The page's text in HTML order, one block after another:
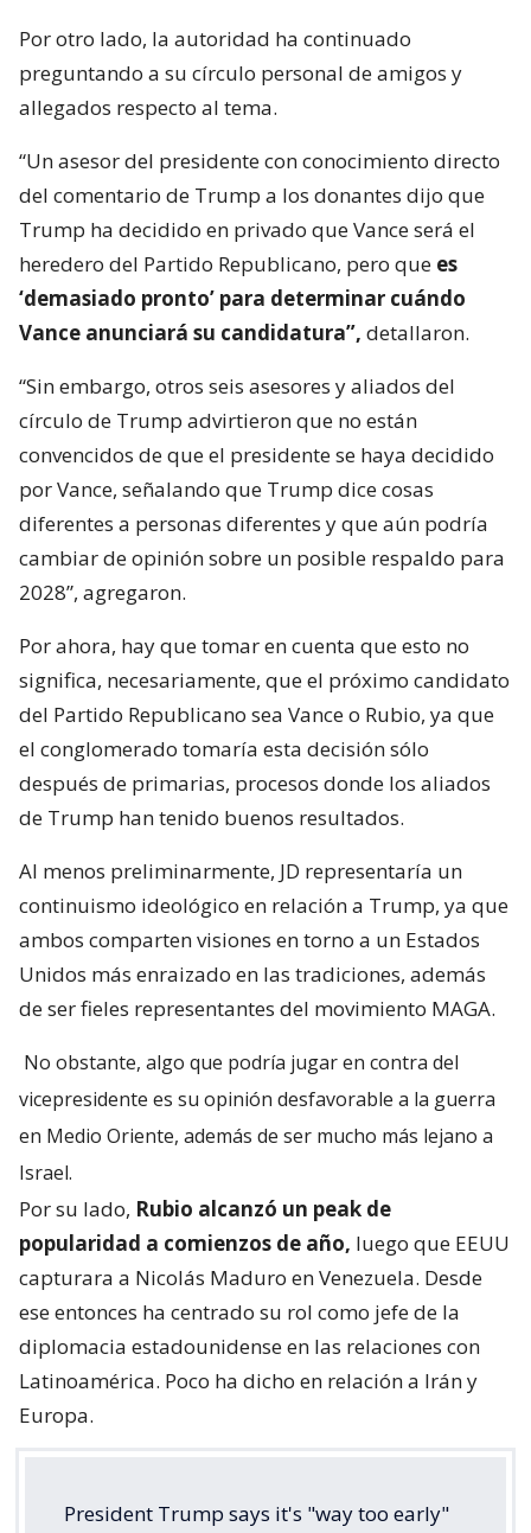
Por otro lado, la autoridad ha continuado
preguntando a su círculo personal de amigos y
allegados respecto al tema.
“Un asesor del presidente con conocimiento directo
del comentario de Trump a los donantes dijo que
Trump ha decidido en privado que Vance será el
heredero del Partido Republicano, pero que es
‘demasiado pronto’ para determinar cuándo
Vance anunciará su candidatura”, detallaron.
“Sin embargo, otros seis asesores y aliados del
círculo de Trump advirtieron que no están
convencidos de que el presidente se haya decidido
por Vance, señalando que Trump dice cosas
diferentes a personas diferentes y que aún podría
cambiar de opinión sobre un posible respaldo para
2028”, agregaron.
Por ahora, hay que tomar en cuenta que esto no
significa, necesariamente, que el próximo candidato
del Partido Republicano sea Vance o Rubio, ya que
el conglomerado tomaría esta decisión sólo
después de primarias, procesos donde los aliados
de Trump han tenido buenos resultados.
Al menos preliminarmente, JD representaría un
continuismo ideológico en relación a Trump, ya que
ambos comparten visiones en torno a un Estados
Unidos más enraizado en las tradiciones, además
de ser fieles representantes del movimiento MAGA.
No obstante, algo que podría jugar en contra del
vicepresidente es su opinión desfavorable a la guerra
en Medio Oriente, además de ser mucho más lejano a
Israel.
Por su lado, Rubio alcanzó un peak de
popularidad a comienzos de año, luego que EEUU
capturara a Nicolás Maduro en Venezuela. Desde
ese entonces ha centrado su rol como jefe de la
diplomacia estadounidense en las relaciones con
Latinoamérica. Poco ha dicho en relación a Irán y
Europa.
President Trump says it's "way too early"